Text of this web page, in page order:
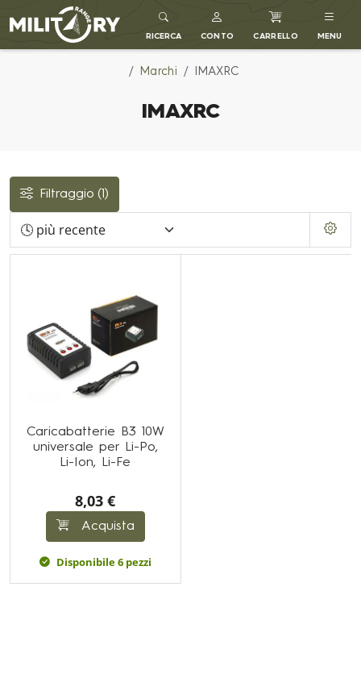
MILITARY RANGE IT
RICERCA CONTO CARRELLO MENU
Marchi IMAXRC
IMAXRC
Filtraggio (1)
Caricabatterie B3 10W
universale per Li-Po,
Li-Ion, Li-Fe
8,03 €
Acquista
Disponibile 6 pezzi